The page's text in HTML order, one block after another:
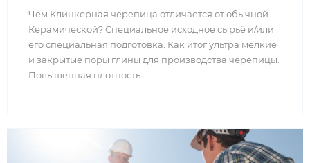
Чем Клинкерная черепица отличается от обычной
Керамической? Специальное исходное сырьё и/или
его специальная подготовка. Как итог ультра мелкие
и закрытые поры глины для производства черепицы.
Повышенная плотность.